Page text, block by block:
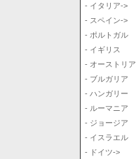
- イタリア->
- スペイン->
- ポルトガル
- イギリス
- オーストリア
- ブルガリア
- ハンガリー
- ルーマニア
- ジョージア
- イスラエル
- ドイツ->